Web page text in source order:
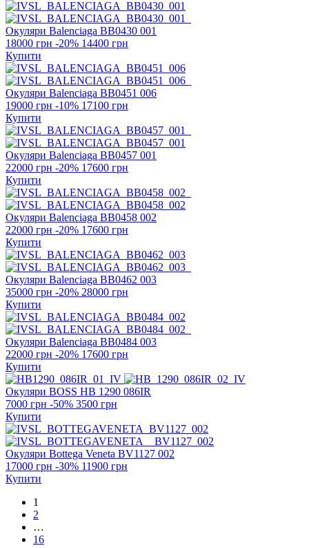
Окуляри Balenciaga BB0430 001
18000 грн -20% 14400 грн
Купити
Окуляри Balenciaga BB0451 006
19000 грн -10% 17100 грн
Купити
Окуляри Balenciaga BB0457 001
22000 грн -20% 17600 грн
Купити
Окуляри Balenciaga BB0458 002
22000 грн -20% 17600 грн
Купити
Окуляри Balenciaga BB0462 003
35000 грн -20% 28000 грн
Купити
Окуляри Balenciaga BB0484 003
22000 грн -20% 17600 грн
Купити
Окуляри BOSS HB 1290 086IR
7000 грн -50% 3500 грн
Купити
Окуляри Bottega Veneta BV1127 002
17000 грн -30% 11900 грн
Купити
1
2
…
16